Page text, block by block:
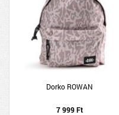
Dorko ROWAN
7 999 Ft